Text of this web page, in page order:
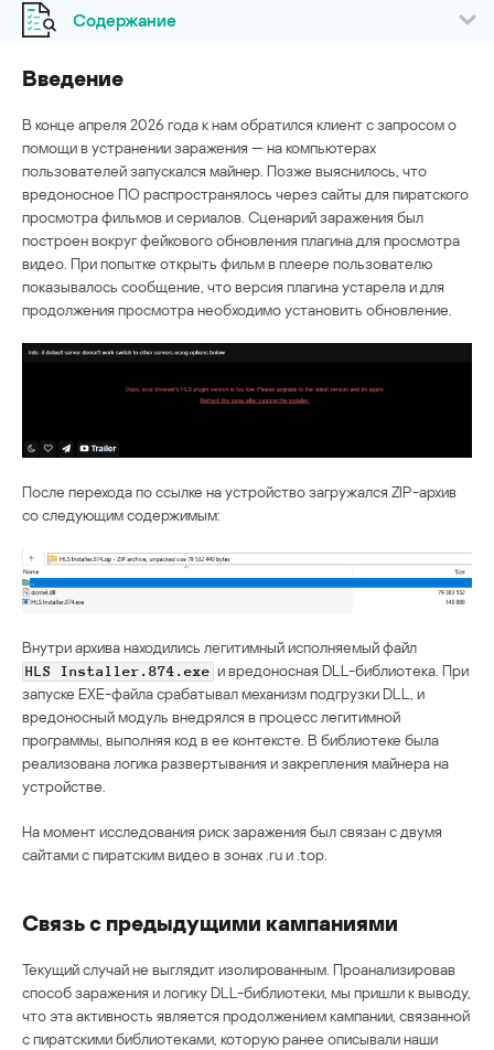
Содержание
Введение
В конце апреля 2026 года к нам обратился клиент с запросом о
помощи в устранении заражения — на компьютерах
пользователей запускался майнер. Позже выяснилось, что
вредоносное ПО распространялось через сайты для пиратского
просмотра фильмов и сериалов. Сценарий заражения был
построен вокруг фейкового обновления плагина для просмотра
видео. При попытке открыть фильм в плеере пользователю
показывалось сообщение, что версия плагина устарела и для
продолжения просмотра необходимо установить обновление.
После перехода по ссылке на устройство загружался ZIP-архив
со следующим содержимым:
Внутри архива находились легитимный исполняемый файл
HLS Installer.874.exe и вредоносная DLL-библиотека. При
запуске EXE-файла срабатывал механизм подгрузки DLL, и
вредоносный модуль внедрялся в процесс легитимной
программы, выполняя код в ее контексте. В библиотеке была
реализована логика развертывания и закрепления майнера на
устройстве.
На момент исследования риск заражения был связан с двумя
сайтами с пиратским видео в зонах .ru и .top.
Связь с предыдущими кампаниями
Текущий случай не выглядит изолированным. Проанализировав
способ заражения и логику DLL-библиотеки, мы пришли к выводу,
что эта активность является продолжением кампании, связанной
с пиратскими библиотеками, которую ранее описывали наши